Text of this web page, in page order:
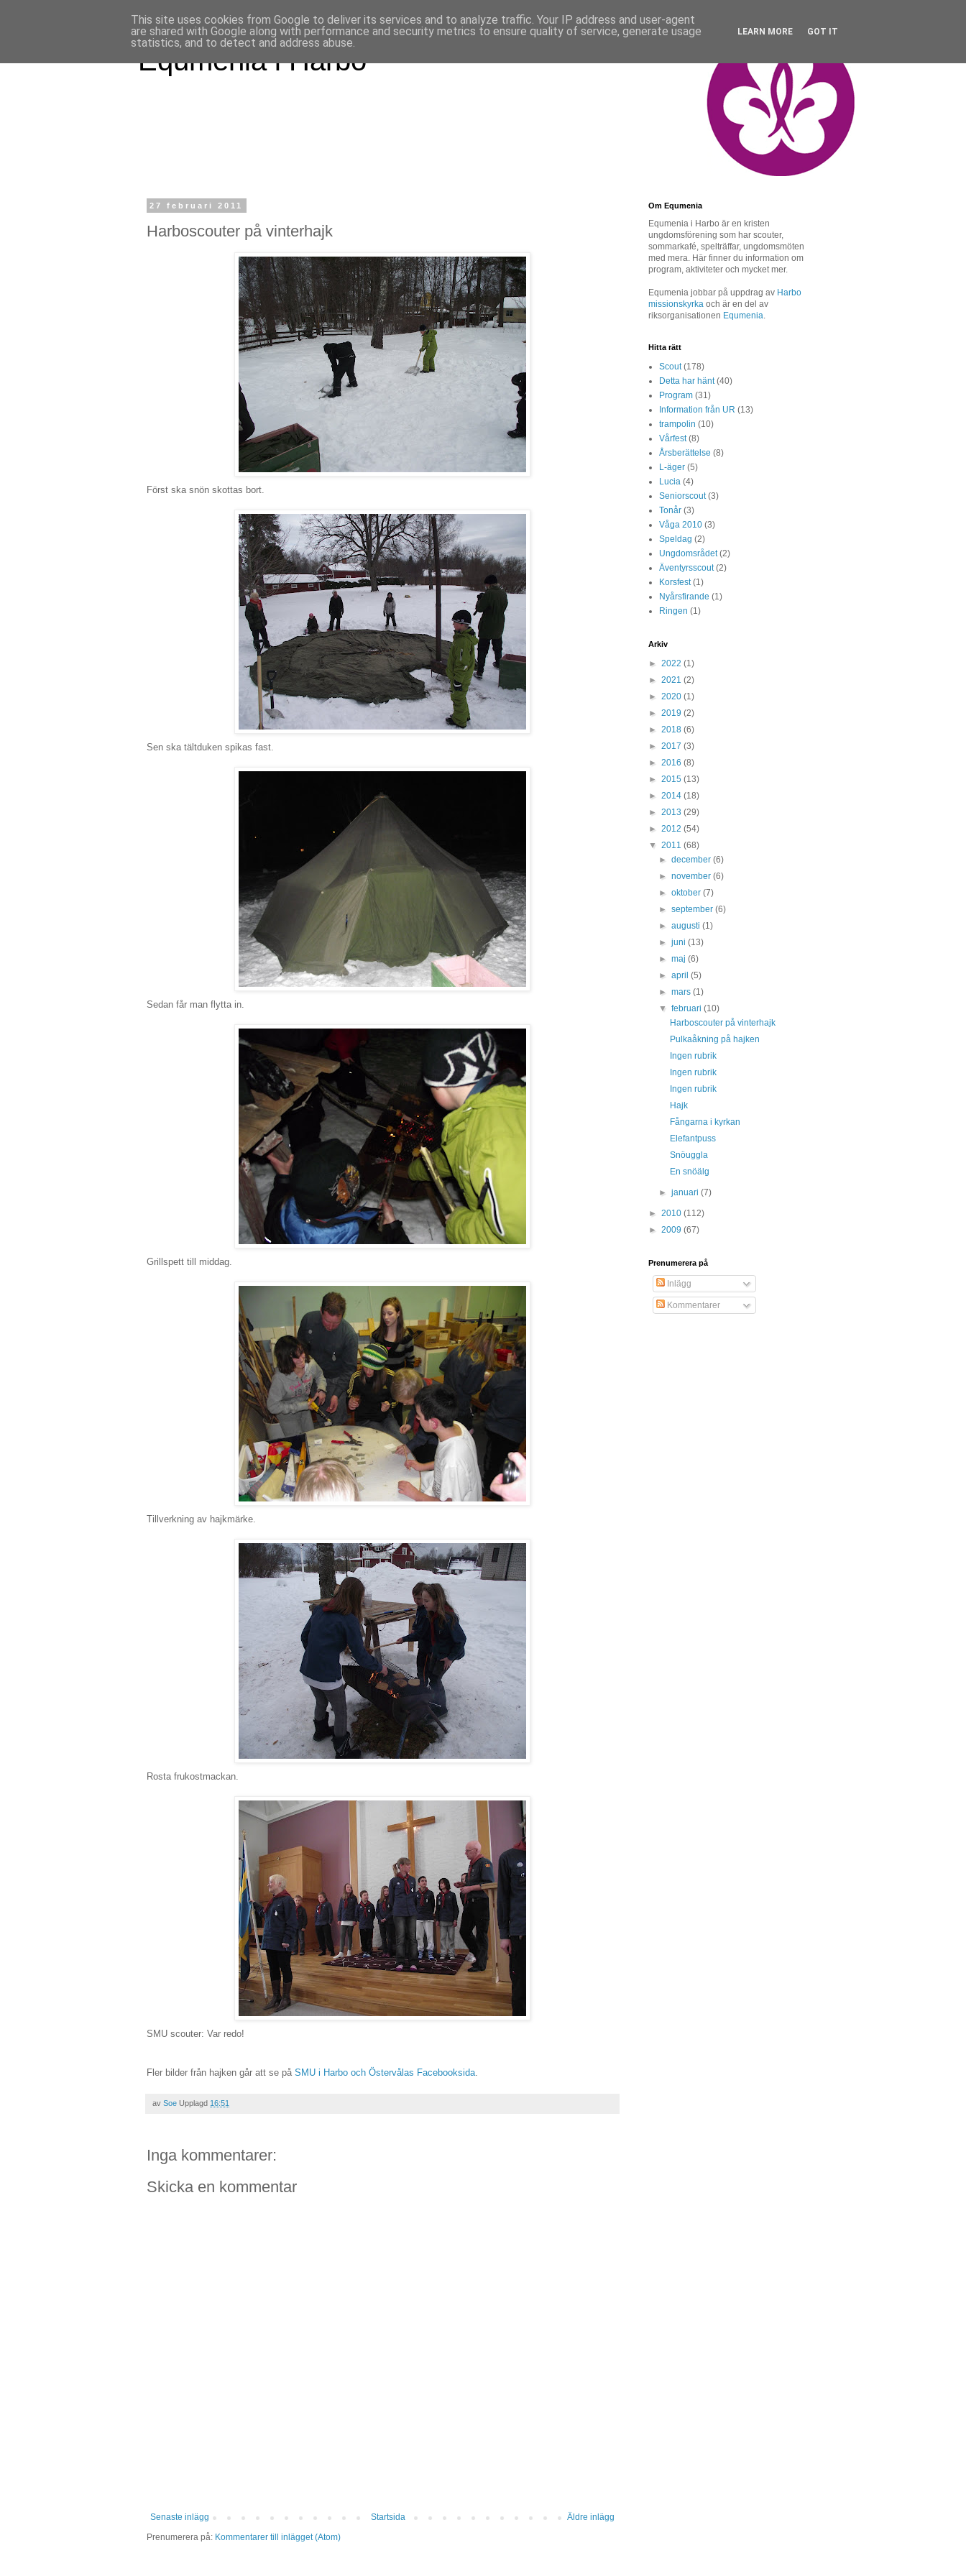
Equmenia i Harbo
27 februari 2011
Harboscouter på vinterhajk
Först ska snön skottas bort.
Sen ska tältduken spikas fast.
Sedan får man flytta in.
Grillspett till middag.
Tillverkning av hajkmärke.
Rosta frukostmackan.
SMU scouter: Var redo!
Fler bilder från hajken går att se på SMU i Harbo och Östervålas Facebooksida
av Soe Upplagd 16:51
Inga kommentarer:
Skicka en kommentar
Senaste inlägg Äldre inlägg
Startsida
Prenumerera på: Kommentarer till inlägget (Atom)
Om Equmenia
Equmenia i Harbo är en kristen
ungdomsförening som har scouter,
sommarkafé, spelträffar, ungdomsmöten
med mera. Här finner du information om
program, aktiviteter och mycket mer.
Equmenia jobbar på uppdrag av Harbo
missionskyrka och är en del av
riksorganisationen Equmenia.
Hitta rätt
Scout (178)
Detta har hänt (40)
Program (31)
Information från UR (13)
trampolin (10)
Vårfest (8)
Årsberättelse (8)
L-äger (5)
Lucia (4)
Seniorscout (3)
Tonår (3)
Våga 2010 (3)
Speldag (2)
Ungdomsrådet (2)
Äventyrsscout (2)
Korsfest (1)
Nyårsfirande (1)
Ringen (1)
Arkiv
► 2022 (1)
► 2021 (2)
► 2020 (1)
► 2019 (2)
► 2018 (6)
► 2017 (3)
► 2016 (8)
► 2015 (13)
► 2014 (18)
► 2013 (29)
► 2012 (54)
▼ 2011 (68)
►december(6)
►november(6)
►oktober(7)
►september(6)
►augusti(1)
►juni(13)
►maj(6)
►april(5)
►mars(1)
▼februari(10)
Harboscouter på vinterhajk
Pulkaåkning på hajken
Ingen rubrik
Ingen rubrik
Ingen rubrik
Hajk
Fångarna i kyrkan
Elefantpuss
Snöuggla
En snöälg
►januari(7)
► 2010 (112)
► 2009 (67)
Prenumerera på
Inlägg
Kommentarer
This site uses cookies from Google to deliver its services and to analyze traffic. Your IP address and user-agent
are shared with Google along with performance and security metrics to ensure quality of service, generate usage
statistics, and to detect and address abuse.
LEARN MORE GOT IT